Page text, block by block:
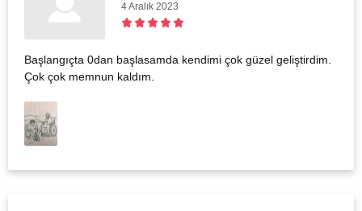
4 Aralık 2023
Başlangıçta 0dan başlasamda kendimi çok güzel geliştirdim.
Çok çok memnun kaldım.